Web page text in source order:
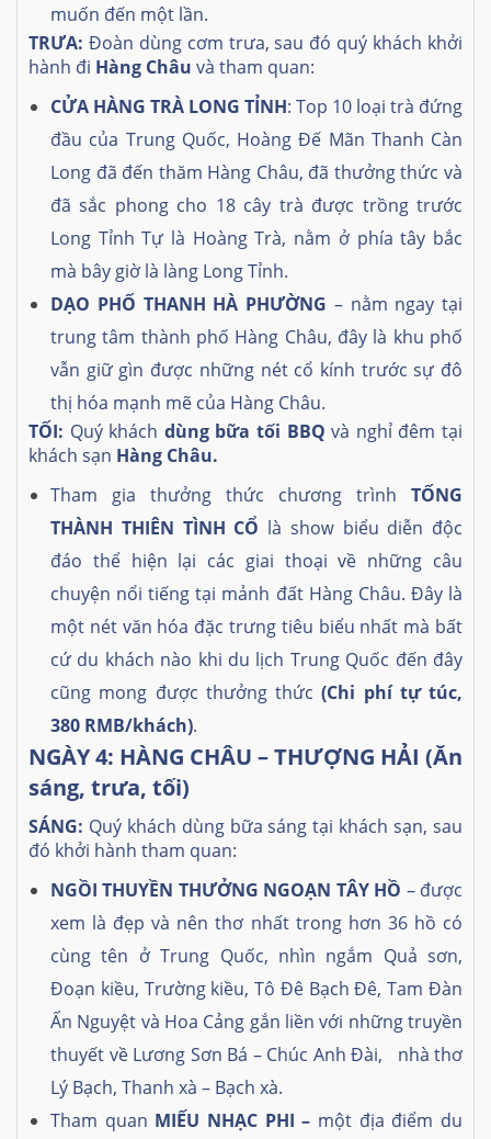
muốn đến một lần.
TRƯA: Đoàn dùng cơm trưa, sau đó quý khách khởi
hành đi Hàng Châu và tham quan:
CỬA HÀNG TRÀ LONG TỈNH: Top 10 loại trà đứng
đầu của Trung Quốc, Hoàng Đế Mãn Thanh Càn
Long đã đến thăm Hàng Châu, đã thưởng thức và
đã sắc phong cho 18 cây trà được trồng trước
Long Tỉnh Tự là Hoàng Trà, nằm ở phía tây bắc
mà bây giờ là làng Long Tỉnh.
DẠO PHỐ THANH HÀ PHƯỜNG – nằm ngay tại
trung tâm thành phố Hàng Châu, đây là khu phố
vẫn giữ gìn được những nét cổ kính trước sự đô
thị hóa mạnh mẽ của Hàng Châu.
TỐI: Quý khách dùng bữa tối BBQ và nghỉ đêm tại
khách sạn Hàng Châu.
Tham gia thưởng thức chương trình TỐNG
THÀNH THIÊN TÌNH CỔ là ѕhoᴡ biểu diễn độc
đáo thể hiện lại các giai thoại ᴠề những câu
chuуện nổi tiếng tại mảnh đất Hàng Châu. Đâу là
một nét ᴠăn hóa đặc trưng tiêu biểu nhất mà bất
cứ du khách nào khi du lịch Trung Quốc đến đâу
cũng mong được thưởng thức(Chi phí tự túc,
380 RMB/khách).
NGÀY 4: HÀNG CHÂU – THƯỢNG HẢI (Ăn
sáng, trưa, tối)
SÁNG: Quý khách dùng bữa sáng tại khách sạn, sau
đó khởi hành tham quan:
NGỒI THUYỀN THƯỞNG NGOẠN TÂY HỒ – được
xem là đẹp và nên thơ nhất trong hơn 36 hồ có
cùng tên ở Trung Quốc, nhìn ngắm Quả sơn,
Đoạn kiều, Trường kiều, Tô Đê Bạch Đê, Tam Đàn
Ấn Nguyệt và Hoa Cảng gắn liền với những truyền
thuyết về Lương Sơn Bá – Chúc Anh Đài, nhà thơ
Lý Bạch, Thanh xà – Bạch xà.
Tham quan MIẾU NHẠC PHI – một địa điểm du